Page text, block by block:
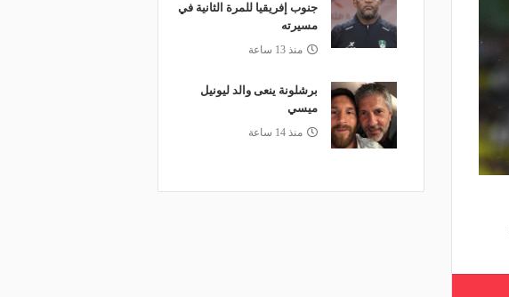
جنوب إفريقيا للمرة الثانية في
مسيرته
منذ 13 ساعة
برشلونة ينعى والد ليونيل
ميسي
منذ 14 ساعة